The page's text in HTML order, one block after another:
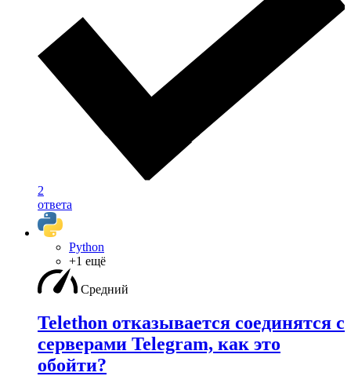
2
ответа
Python
+1 ещё
Средний
Telethon отказывается соединятся с
серверами Telegram, как это
обойти?